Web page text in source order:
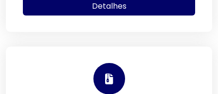
Detalhes